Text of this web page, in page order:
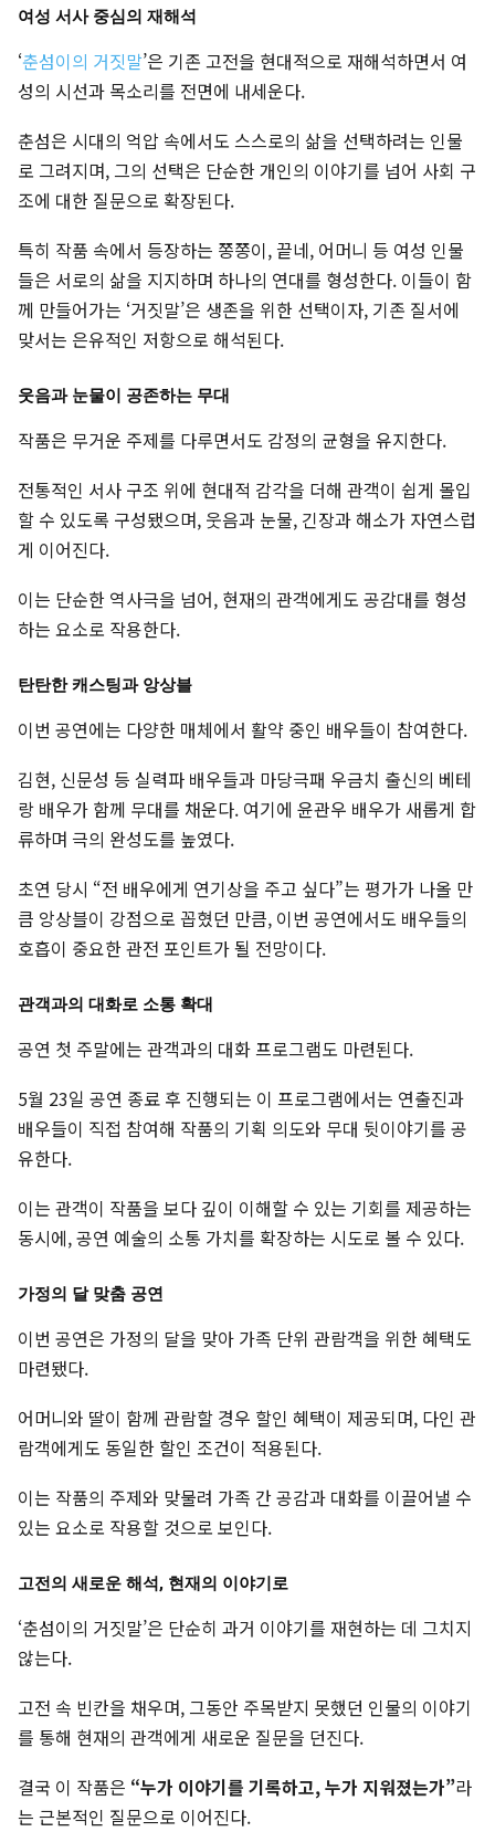
여성 서사 중심의 재해석
‘춘섬이의 거짓말’은 기존 고전을 현대적으로 재해석하면서 여
성의 시선과 목소리를 전면에 내세운다.
춘섬은 시대의 억압 속에서도 스스로의 삶을 선택하려는 인물
로 그려지며, 그의 선택은 단순한 개인의 이야기를 넘어 사회 구
조에 대한 질문으로 확장된다.
특히 작품 속에서 등장하는 쫑쫑이, 끝네, 어머니 등 여성 인물
들은 서로의 삶을 지지하며 하나의 연대를 형성한다. 이들이 함
께 만들어가는 ‘거짓말’은 생존을 위한 선택이자, 기존 질서에
맞서는 은유적인 저항으로 해석된다.
웃음과 눈물이 공존하는 무대
작품은 무거운 주제를 다루면서도 감정의 균형을 유지한다.
전통적인 서사 구조 위에 현대적 감각을 더해 관객이 쉽게 몰입
할 수 있도록 구성됐으며, 웃음과 눈물, 긴장과 해소가 자연스럽
게 이어진다.
이는 단순한 역사극을 넘어, 현재의 관객에게도 공감대를 형성
하는 요소로 작용한다.
탄탄한 캐스팅과 앙상블
이번 공연에는 다양한 매체에서 활약 중인 배우들이 참여한다.
김현, 신문성 등 실력파 배우들과 마당극패 우금치 출신의 베테
랑 배우가 함께 무대를 채운다. 여기에 윤관우 배우가 새롭게 합
류하며 극의 완성도를 높였다.
초연 당시 “전 배우에게 연기상을 주고 싶다”는 평가가 나올 만
큼 앙상블이 강점으로 꼽혔던 만큼, 이번 공연에서도 배우들의
호흡이 중요한 관전 포인트가 될 전망이다.
관객과의 대화로 소통 확대
공연 첫 주말에는 관객과의 대화 프로그램도 마련된다.
5월 23일 공연 종료 후 진행되는 이 프로그램에서는 연출진과
배우들이 직접 참여해 작품의 기획 의도와 무대 뒷이야기를 공
유한다.
이는 관객이 작품을 보다 깊이 이해할 수 있는 기회를 제공하는
동시에, 공연 예술의 소통 가치를 확장하는 시도로 볼 수 있다.
가정의 달 맞춤 공연
이번 공연은 가정의 달을 맞아 가족 단위 관람객을 위한 혜택도
마련됐다.
어머니와 딸이 함께 관람할 경우 할인 혜택이 제공되며, 다인 관
람객에게도 동일한 할인 조건이 적용된다.
이는 작품의 주제와 맞물려 가족 간 공감과 대화를 이끌어낼 수
있는 요소로 작용할 것으로 보인다.
고전의 새로운 해석, 현재의 이야기로
‘춘섬이의 거짓말’은 단순히 과거 이야기를 재현하는 데 그치지
않는다.
고전 속 빈칸을 채우며, 그동안 주목받지 못했던 인물의 이야기
를 통해 현재의 관객에게 새로운 질문을 던진다.
결국 이 작품은 “누가 이야기를 기록하고, 누가 지워졌는가”라
는 근본적인 질문으로 이어진다.